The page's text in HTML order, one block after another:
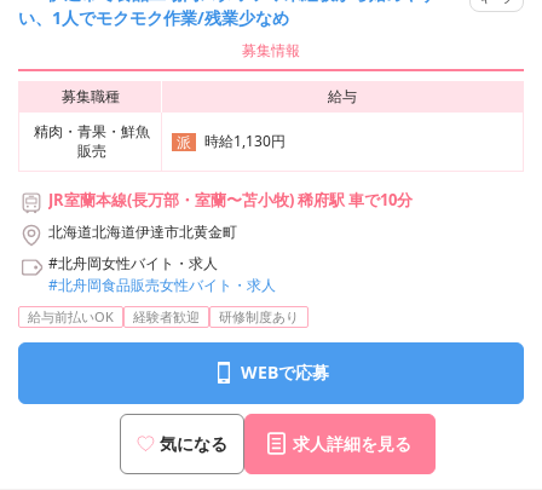
い、1人でモクモク作業/残業少なめ
募集情報
募集職種
給与
精肉・青果・鮮魚
販売
派 時給1,130円
JR室蘭本線(長万部・室蘭〜苫小牧) 稀府駅 車で10分
北海道北海道伊達市北黄金町
#北舟岡女性バイト・求人
#北舟岡食品販売女性バイト・求人
給与前払いOK 経験者歓迎 研修制度あり
WEBで応募
気になる 求人詳細を見る